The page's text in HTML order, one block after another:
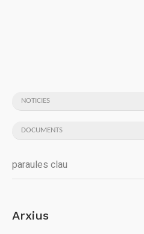
NOTICIES
DOCUMENTS
Arxius